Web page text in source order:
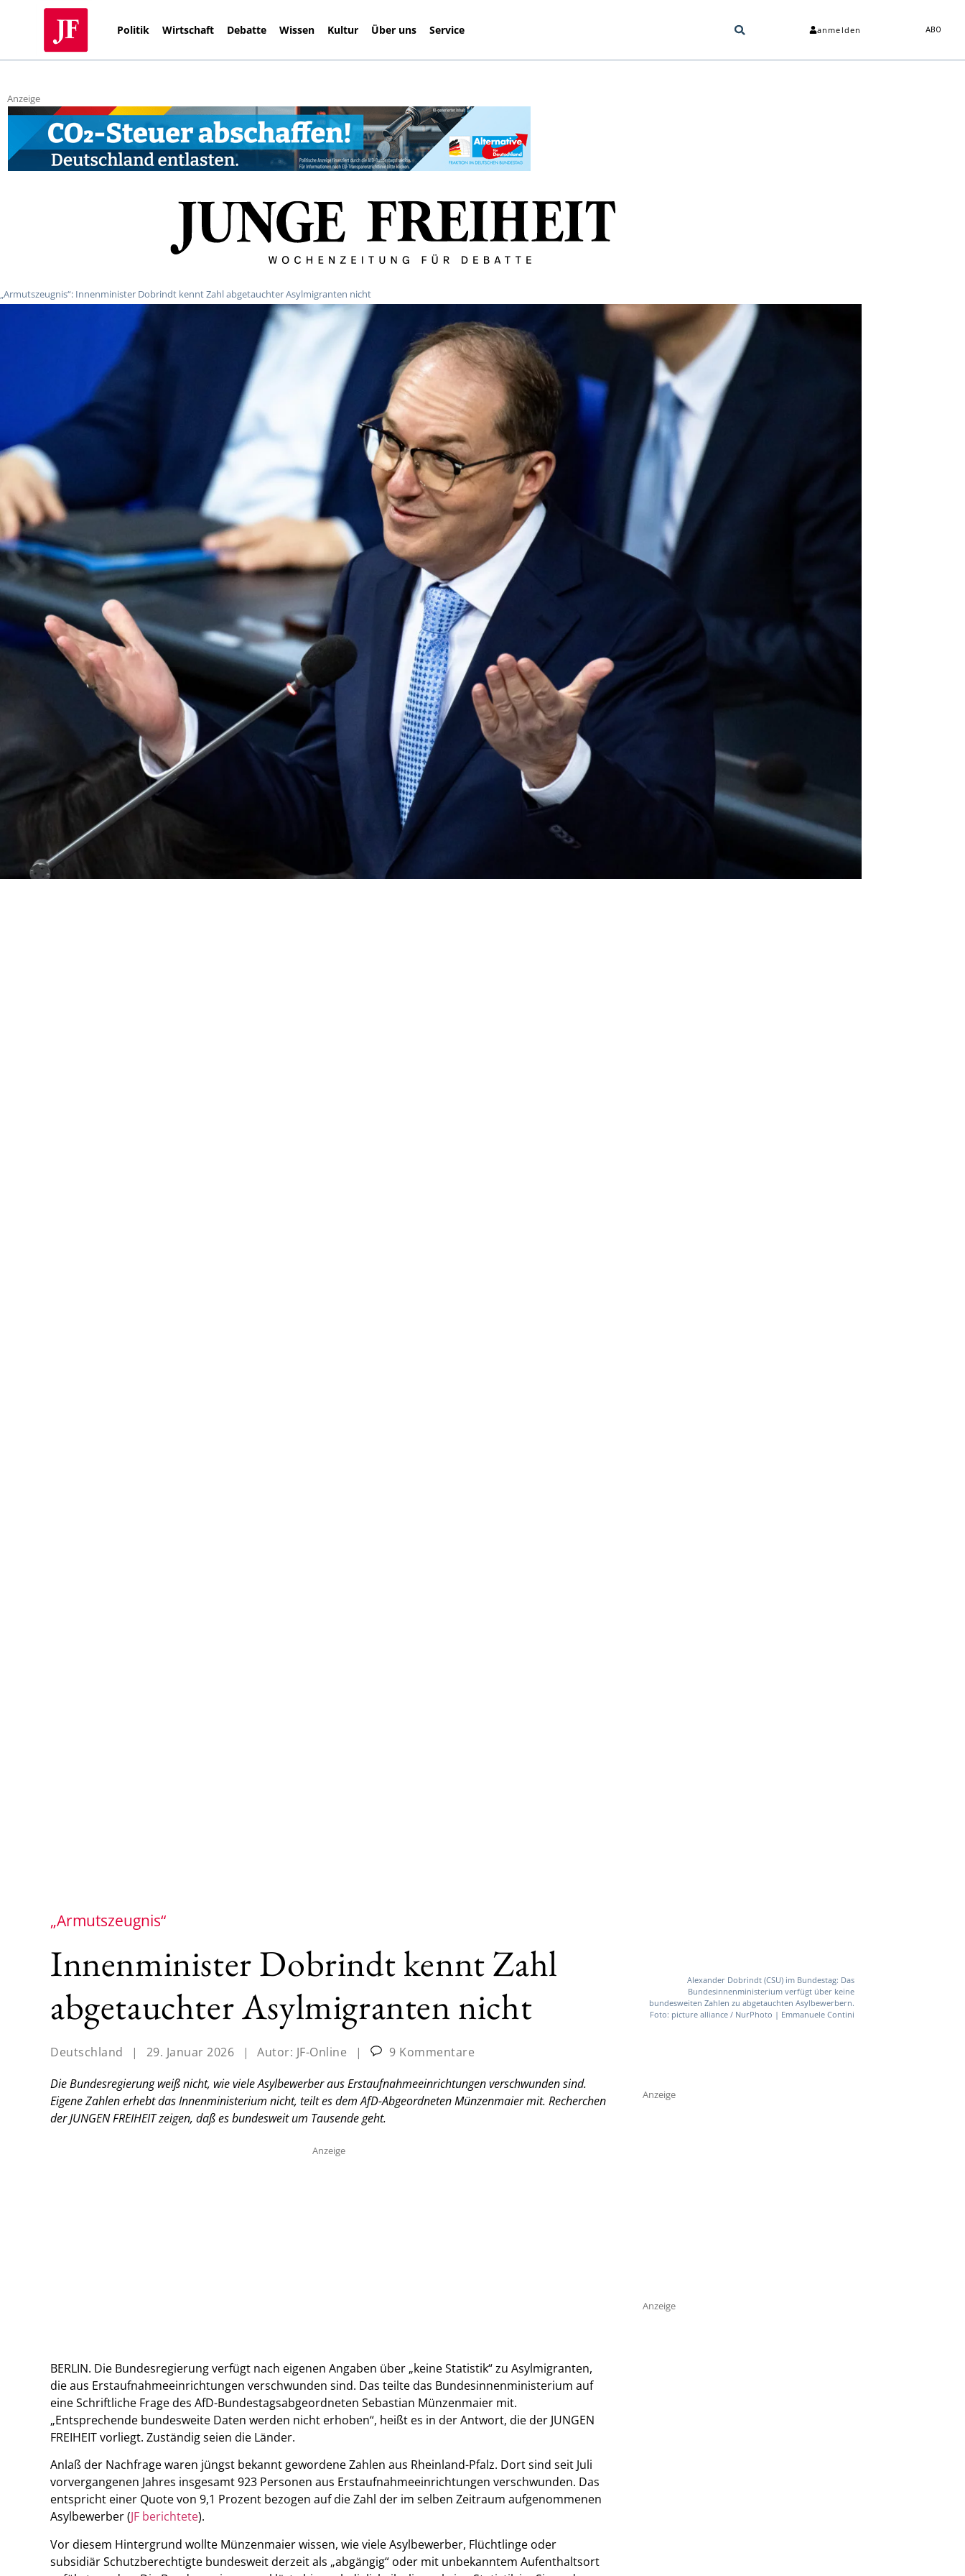
Politik Wirtschaft Debatte Wissen Kultur Über uns Service anmelden ABO
Anzeige
„Armutszeugnis“: Innenminister Dobrindt kennt Zahl abgetauchter Asylmigranten nicht
„Armutszeugnis“
Innenminister Dobrindt kennt Zahl
abgetauchter Asylmigranten nicht
Deutschland | 29. Januar 2026 | Autor: JF-Online |
9 Kommentare
Die Bundesregierung weiß nicht, wie viele Asylbewerber aus Erstaufnahmeeinrichtungen verschwunden sind.
Eigene Zahlen erhebt das Innenministerium nicht, teilt es dem AfD-Abgeordneten Münzenmaier mit. Recherchen
der JUNGEN FREIHEIT zeigen, daß es bundesweit um Tausende geht.
Anzeige
BERLIN. Die Bundesregierung verfügt nach eigenen Angaben über „keine Statistik“ zu Asylmigranten,
die aus Erstaufnahmeeinrichtungen verschwunden sind. Das teilte das Bundesinnenministerium auf
eine Schriftliche Frage des AfD-Bundestagsabgeordneten Sebastian Münzenmaier mit.
„Entsprechende bundesweite Daten werden nicht erhoben“, heißt es in der Antwort, die der JUNGEN
FREIHEIT vorliegt. Zuständig seien die Länder.
Anlaß der Nachfrage waren jüngst bekannt gewordene Zahlen aus Rheinland-Pfalz. Dort sind seit Juli
vorvergangenen Jahres insgesamt 923 Personen aus Erstaufnahmeeinrichtungen verschwunden. Das
entspricht einer Quote von 9,1 Prozent bezogen auf die Zahl der im selben Zeitraum aufgenommenen
Asylbewerber (JF berichtete).
Vor diesem Hintergrund wollte Münzenmaier wissen, wie viele Asylbewerber, Flüchtlinge oder
subsidiär Schutzberechtigte bundesweit derzeit als „abgängig“ oder mit unbekanntem Aufenthaltsort
Alexander Dobrindt (CSU) im Bundestag: Das
Bundesinnenministerium verfügt über keine
bundesweiten Zahlen zu abgetauchten Asylbewerbern.
Foto: picture alliance / NurPhoto | Emmanuele Contini
Anzeige
Anzeige